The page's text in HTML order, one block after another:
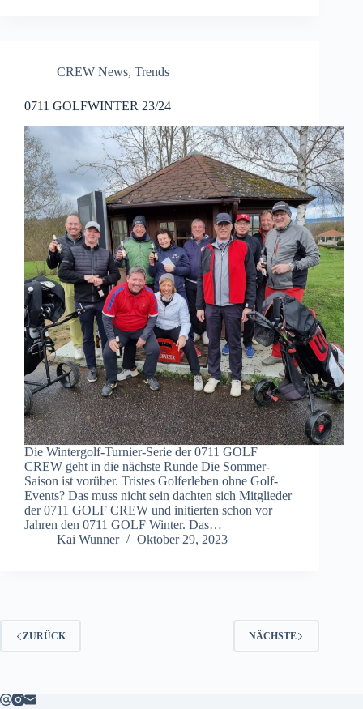
CREW News, Trends
0711 GOLFWINTER 23/24
Die Wintergolf-Turnier-Serie der 0711 GOLF
CREW geht in die nächste Runde Die Sommer-
Saison ist vorüber. Tristes Golferleben ohne Golf-
Events? Das muss nicht sein dachten sich Mitglieder
der 0711 GOLF CREW und initierten schon vor
Jahren den 0711 GOLF Winter. Das…
Kai Wunner
Oktober 29, 2023
ZURÜCK NÄCHSTE